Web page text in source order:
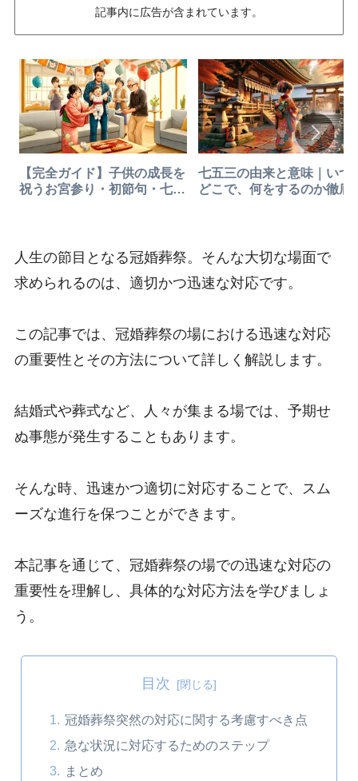
記事内に広告が含まれています。
【完全ガイド】子供の成長を
祝うお宮参り・初節句・七五
七五三の由来と意味｜いつ
どこで、何をするのか徹底
人生の節目となる冠婚葬祭。そんな大切な場面で
求められるのは、適切かつ迅速な対応です。
この記事では、冠婚葬祭の場における迅速な対応
の重要性とその方法について詳しく解説します。
結婚式や葬式など、人々が集まる場では、予期せ
ぬ事態が発生することもあります。
そんな時、迅速かつ適切に対応することで、スム
ーズな進行を保つことができます。
本記事を通じて、冠婚葬祭の場での迅速な対応の
重要性を理解し、具体的な対応方法を学びましょ
う。
目次
冠婚葬祭突然の対応に関する考慮すべき点
急な状況に対応するためのステップ
まとめ